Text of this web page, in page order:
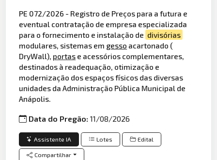
PE 072/2026 - Registro de Preços para a futura e
eventual contratação de empresa especializada
para o fornecimento e instalação de divisórias
modulares, sistemas em gesso acartonado (
DryWall), portas e acessórios complementares,
destinados à readequação, otimização e
modernização dos espaços físicos das diversas
unidades da Administração Pública Municipal de
Anápolis.
Data do Pregão:11/08/2026
Assistente IA Lotes Edital
Compartilhar